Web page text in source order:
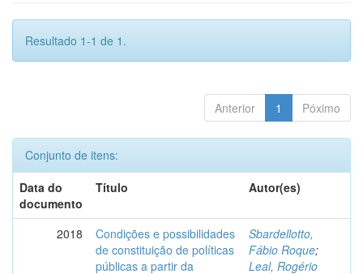
Resultado 1-1 de 1.
Anterior 1 Póximo
Conjunto de itens:
Data do
documento
Título Autor(es)
2018
Condições e possibilidades
de constituição de políticas
públicas a partir da
Sbardellotto,
Fábio Roque;
Leal, Rogério